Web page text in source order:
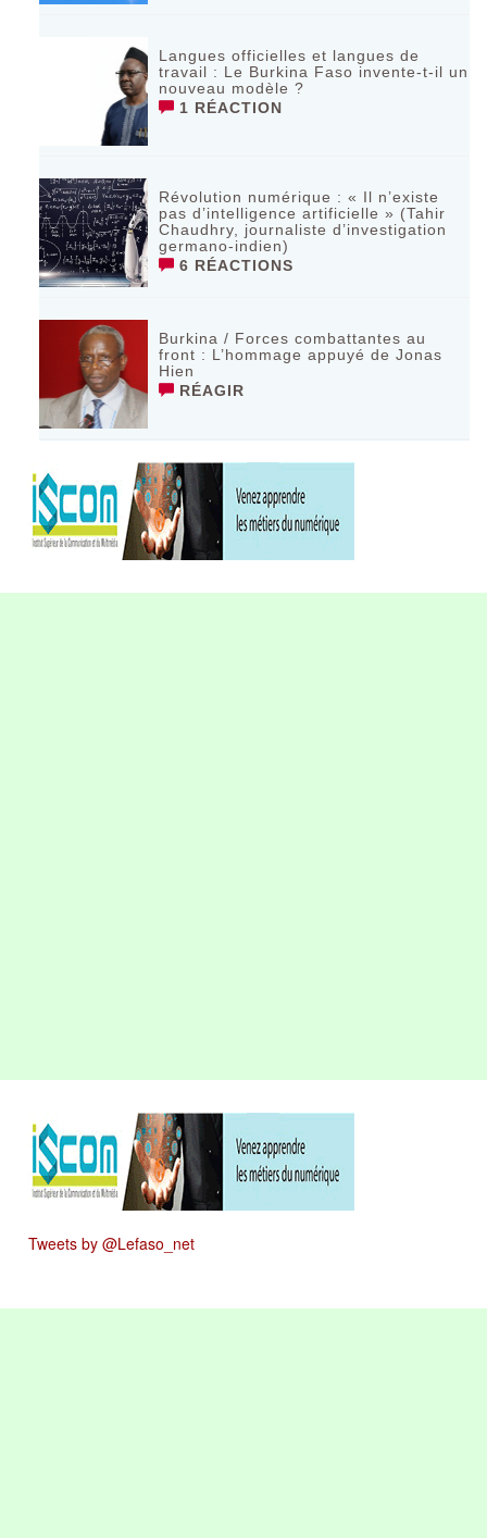
Langues officielles et langues de
travail : Le Burkina Faso invente-t-il un
nouveau modèle ?
1 RÉACTION
Révolution numérique : « Il n’existe
pas d’intelligence artificielle » (Tahir
Chaudhry, journaliste d’investigation
germano-indien)
6 RÉACTIONS
Burkina / Forces combattantes au
front : L’hommage appuyé de Jonas
Hien
RÉAGIR
Tweets by @Lefaso_net